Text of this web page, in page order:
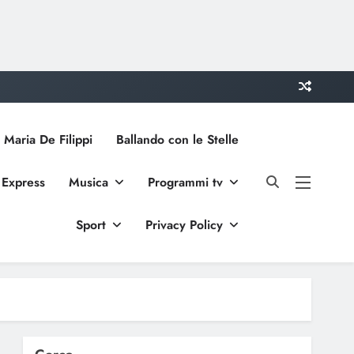
De Filippi Ballando con le Stelle
Musica Programmi tv
Sport Privacy Policy